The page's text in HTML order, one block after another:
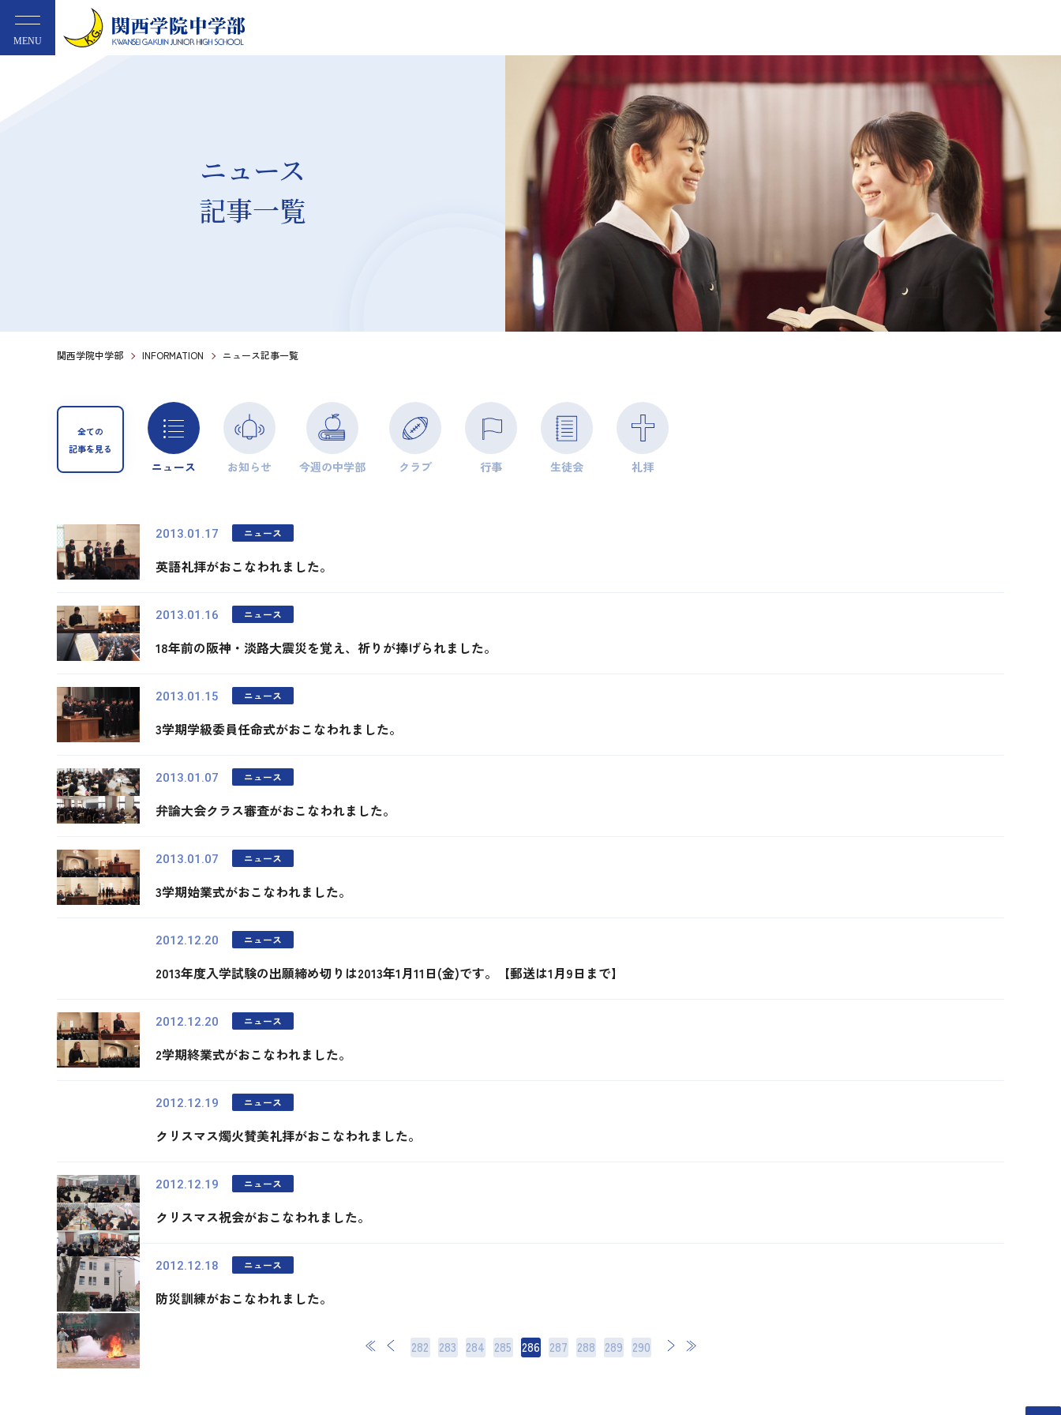
MENU
ニュース
記事一覧
関西学院中学部 INFORMATION ニュース記事一覧
全ての
記事を見る
ニュース お知らせ 今週の中学部 クラブ 行事 生徒会 礼拝
2013.01.17 ニュース
英語礼拝がおこなわれました。
2013.01.16 ニュース
18年前の阪神・淡路大震災を覚え、祈りが捧げられました。
2013.01.15 ニュース
3学期学級委員任命式がおこなわれました。
2013.01.07 ニュース
弁論大会クラス審査がおこなわれました。
2013.01.07 ニュース
3学期始業式がおこなわれました。
2012.12.20 ニュース
2013年度入学試験の出願締め切りは2013年1月11日(金)です。【郵送は1月9日まで】
2012.12.20 ニュース
2学期終業式がおこなわれました。
2012.12.19 ニュース
クリスマス燭火賛美礼拝がおこなわれました。
2012.12.19 ニュース
クリスマス祝会がおこなわれました。
2012.12.18 ニュース
防災訓練がおこなわれました。
282 283 284 285 286 287 288 289 290
次 最後